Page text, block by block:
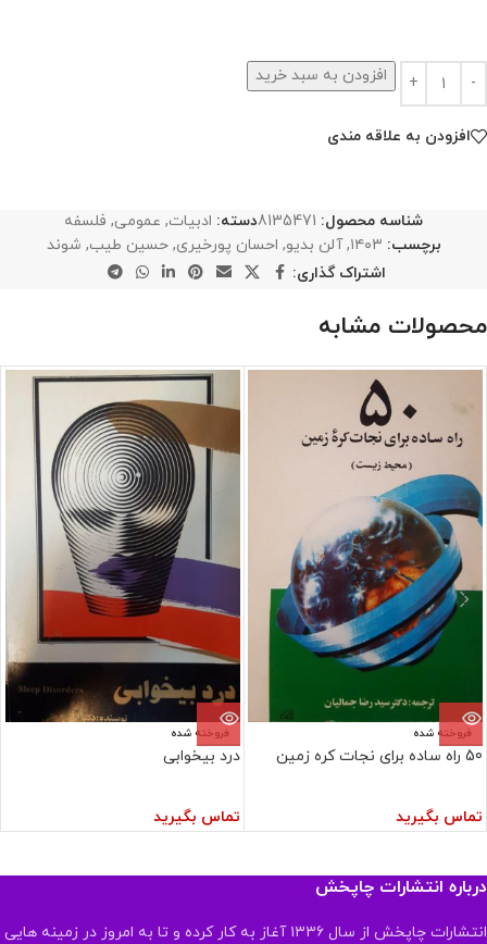
افزودن به سبد خرید
افزودن به علاقه مندی
شناسه محصول: 8135471دسته: ادبیات, عمومی, فلسفه
برچسب: ۱۴۰۳, آلن بدیو, احسان پورخیری, حسین طیب, شوند
اشتراک گذاری:
محصولات مشابه
فروخته شده
50 راه ساده برای نجات کره زمین
تماس بگیرید
فروخته شده
درد بیخوابی
تماس بگیرید
درباره انتشارات چاپخش
انتشارات چاپخش از سال ۱۳۳۶ آغاز به کار کرده و تا به امروز در زمینه هایی